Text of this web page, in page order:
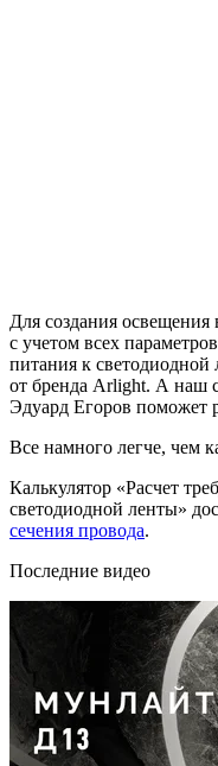
Для создания
с учетом всех
питания к светодиодной
от бренда Arlight. А наш
Эдуард Егоров поможет
Все намного легче, чем
Калькулятор «Расчет
светодиодной ленты»
сечения провода.
Последние видео